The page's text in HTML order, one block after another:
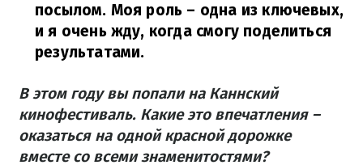
посылом. Моя роль – одна из ключевых,
и я очень жду, когда смогу поделиться
результатами.
В этом году вы попали на Каннский
кинофестиваль. Какие это впечатления –
оказаться на одной красной дорожке
вместе со всеми знаменитостями?